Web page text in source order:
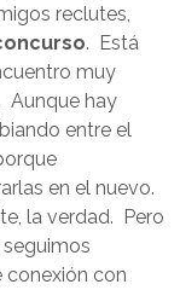
reclutes,
. Está
muy
. Aunque hay
entre el
en el nuevo.
la verdad. Pero
con